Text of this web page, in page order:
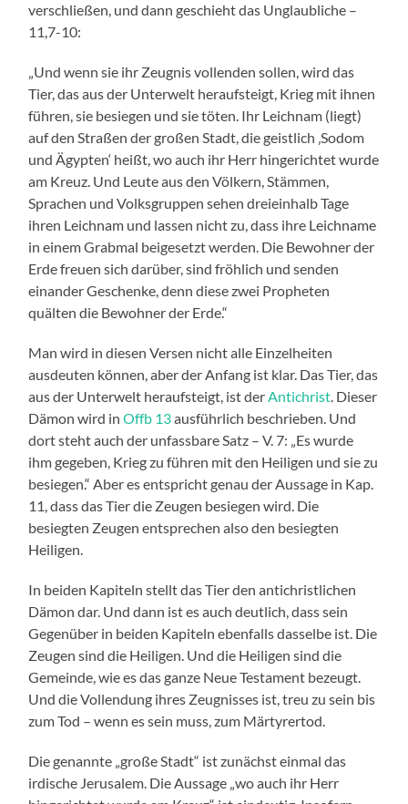
verschließen, und dann geschieht das Unglaubliche –
11,7-10:
„Und wenn sie ihr Zeugnis vollenden sollen, wird das
Tier, das aus der Unterwelt heraufsteigt, Krieg mit ihnen
führen, sie besiegen und sie töten. Ihr Leichnam (liegt)
auf den Straßen der großen Stadt, die geistlich ‚Sodom
und Ägypten‘ heißt, wo auch ihr Herr hingerichtet wurde
am Kreuz. Und Leute aus den Völkern, Stämmen,
Sprachen und Volksgruppen sehen dreieinhalb Tage
ihren Leichnam und lassen nicht zu, dass ihre Leichname
in einem Grabmal beigesetzt werden. Die Bewohner der
Erde freuen sich darüber, sind fröhlich und senden
einander Geschenke, denn diese zwei Propheten
quälten die Bewohner der Erde.“
Man wird in diesen Versen nicht alle Einzelheiten
ausdeuten können, aber der Anfang ist klar. Das Tier, das
aus der Unterwelt heraufsteigt, ist derAntichrist. Dieser
Dämon wird inOffb 13ausführlich beschrieben. Und
dort steht auch der unfassbare Satz – V. 7: „Es wurde
ihm gegeben, Krieg zu führen mit den Heiligen und sie zu
besiegen.“ Aber es entspricht genau der Aussage in Kap.
11, dass das Tier die Zeugen besiegen wird. Die
besiegten Zeugen entsprechen also den besiegten
Heiligen.
In beiden Kapiteln stellt das Tier den antichristlichen
Dämon dar. Und dann ist es auch deutlich, dass sein
Gegenüber in beiden Kapiteln ebenfalls dasselbe ist. Die
Zeugen sind die Heiligen. Und die Heiligen sind die
Gemeinde, wie es das ganze Neue Testament bezeugt.
Und die Vollendung ihres Zeugnisses ist, treu zu sein bis
zum Tod – wenn es sein muss, zum Märtyrertod.
Die genannte „große Stadt“ ist zunächst einmal das
irdische Jerusalem. Die Aussage „wo auch ihr Herr